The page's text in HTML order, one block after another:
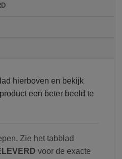
hierboven en bekijk
een beter beeld te
Zie het tabblad
voor de exacte